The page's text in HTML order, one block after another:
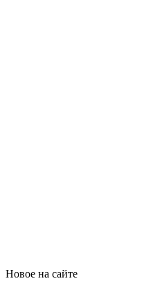
Новое на сайте